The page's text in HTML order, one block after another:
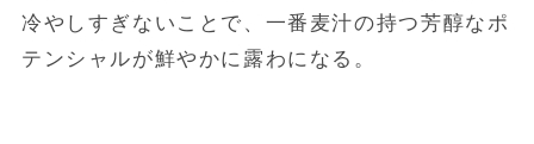
冷やしすぎないことで、一番麦汁の持つ芳醇なポ
テンシャルが鮮やかに露わになる。